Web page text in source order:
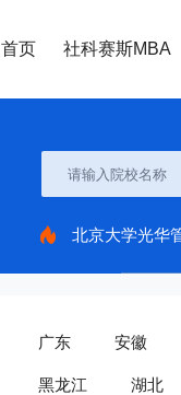
首页 社科赛斯MBA
北京大学光华
广东 安徽
黑龙江 湖北